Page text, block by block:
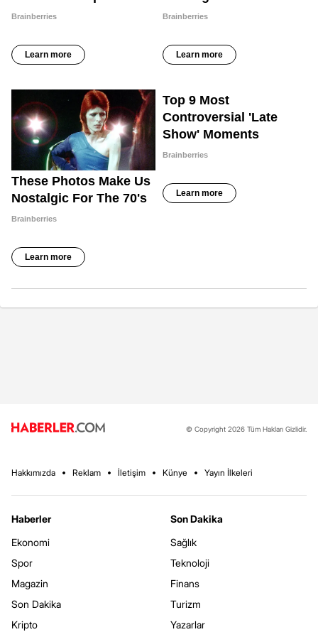
© Copyright 2026 Tüm Hakları Gizlidir.
Hakkımızda Reklam İletişim Künye Yayın İlkeleri
Haberler
Ekonomi
Spor
Magazin
Son Dakika
Kripto
Son Dakika
Sağlık
Teknoloji
Finans
Turizm
Yazarlar